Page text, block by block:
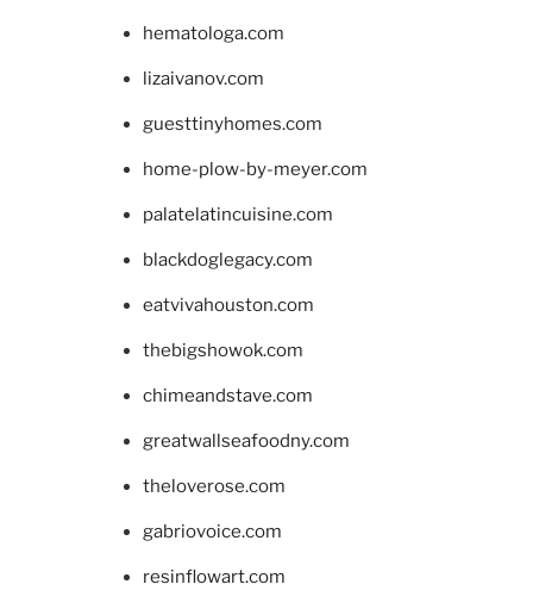
hematologa.com
lizaivanov.com
guesttinyhomes.com
home-plow-by-meyer.com
palatelatincuisine.com
blackdoglegacy.com
eatvivahouston.com
thebigshowok.com
chimeandstave.com
greatwallseafoodny.com
theloverose.com
gabriovoice.com
resinflowart.com